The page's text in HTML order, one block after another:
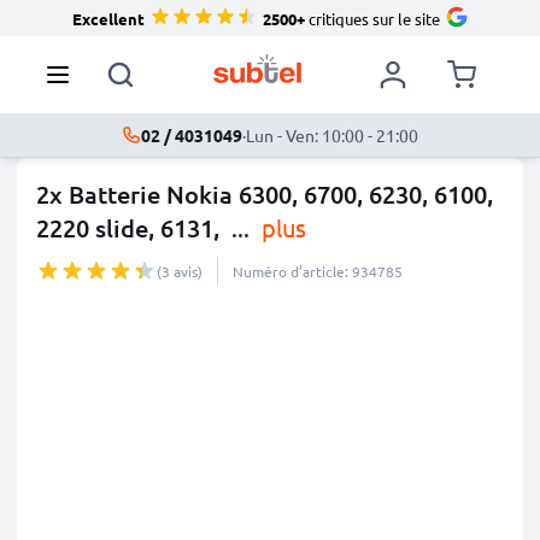
Excellent 2500+critiques sur le site
02 / 4031049·Lun - Ven: 10:00 - 21:00
2x Batterie Nokia 6300, 6700, 6230, 6100,
2220 slide, 6131, ... plus
(3 avis) Numéro d’article: 934785